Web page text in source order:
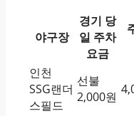
야구장
경기 당
일 주차
요금
인천
SSG랜더
스필드
선불
2,000원